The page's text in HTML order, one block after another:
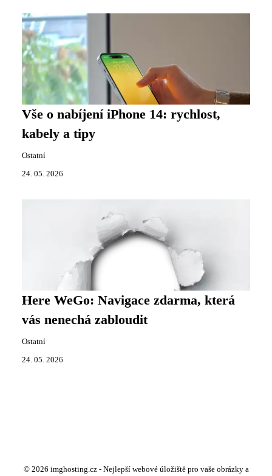
Vše o nabíjení iPhone 14: rychlost,
kabely a tipy
Ostatní
24. 05. 2026
Here WeGo: Navigace zdarma, která
vás nenechá zabloudit
Ostatní
24. 05. 2026
© 2026 imghosting.cz - Nejlepší webové úložiště pro vaše obrázky a